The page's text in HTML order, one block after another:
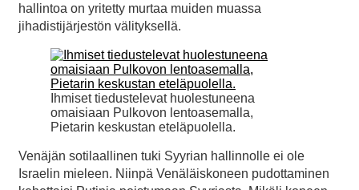
hallintoa on yritetty murtaa muiden muassa
jihadistijärjestön välityksellä.
Ihmiset tiedustelevat huolestuneena
omaisiaan Pulkovon lentoasemalla,
Pietarin keskustan eteläpuolella.
Venäjän sotilaallinen tuki Syyrian hallinnolle ei ole
Israelin mieleen. Niinpä Venäläiskoneen pudottaminen